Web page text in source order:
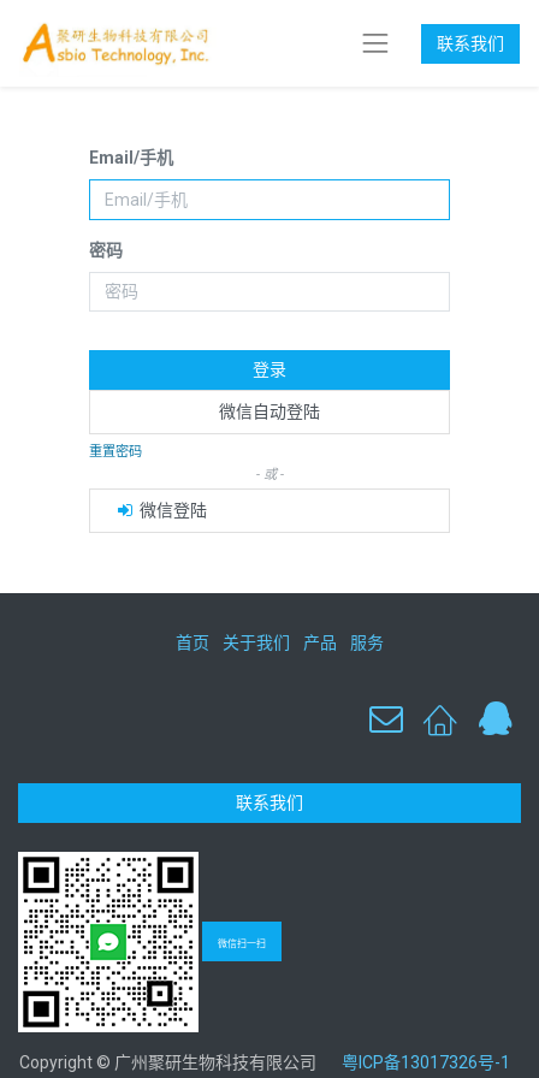
联系我们
Email/手机
密码
登录
微信自动登陆
重置密码
- 或 -
微信登陆
首页 关于我们 产品 服务
联系我们
微信扫一扫
Copyright © 广州聚研生物科技有限公司 粤ICP备13017326号-1